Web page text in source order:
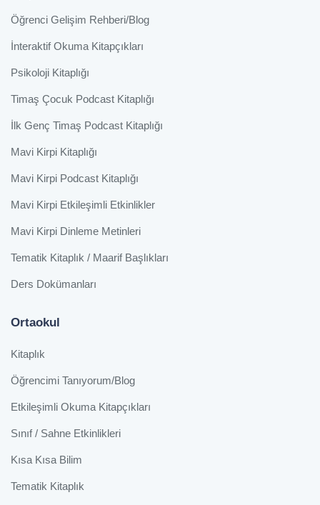
Öğrenci Gelişim Rehberi/Blog
İnteraktif Okuma Kitapçıkları
Psikoloji Kitaplığı
Timaş Çocuk Podcast Kitaplığı
İlk Genç Timaş Podcast Kitaplığı
Mavi Kirpi Kitaplığı
Mavi Kirpi Podcast Kitaplığı
Mavi Kirpi Etkileşimli Etkinlikler
Mavi Kirpi Dinleme Metinleri
Tematik Kitaplık / Maarif Başlıkları
Ders Dokümanları
Ortaokul
Kitaplık
Öğrencimi Tanıyorum/Blog
Etkileşimli Okuma Kitapçıkları
Sınıf / Sahne Etkinlikleri
Kısa Kısa Bilim
Tematik Kitaplık